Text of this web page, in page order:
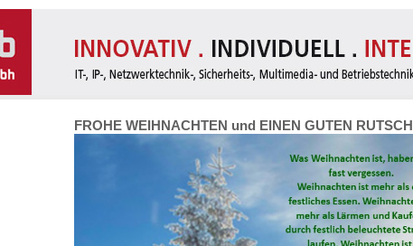
FROHE WEIHNACHTEN und EINEN GUTEN RUTSCH